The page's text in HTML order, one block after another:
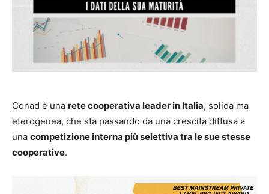
Conad è una rete cooperativa leader in Italia, solida ma
eterogenea, che sta passando da una crescita diffusa a
una competizione interna più selettiva tra le sue stesse
cooperative.